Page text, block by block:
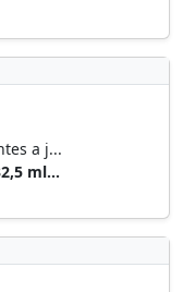
a j...
ml - ...